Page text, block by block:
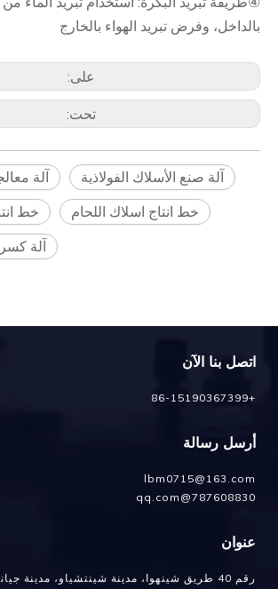
بالداخل، وفرض تبريد الهواء بالخارج
على:
تحت:
آلة
آلة صنع الأسلاك الفولاذية
خط
خط انتاج اسلاك اللحام
آلة
اتصل بنا الآن
+86-15190367399
أرسل رسالة
lbm0715@163.com
787608830@qq.com
عنوان
رقم 40 طريق شينهوا، مدينة شينتشياو، مدينة